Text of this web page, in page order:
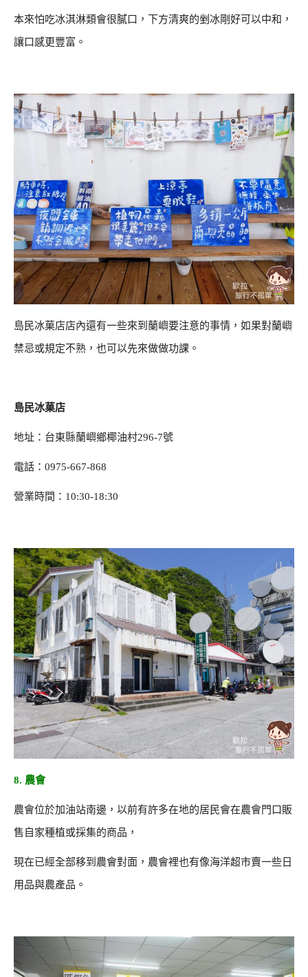
本來怕吃冰淇淋類會很膩口，下方清爽的剉冰剛好可以中和，
讓口感更豐富。
島民冰菓店店內還有一些來到蘭嶼要注意的事情，如果對蘭嶼
禁忌或規定不熟，也可以先來做做功課。
島民冰菓店
地址：台東縣蘭嶼鄉椰油村296-7號
電話：0975-667-868
營業時間：10:30-18:30
8. 農會
農會位於加油站南邊，以前有許多在地的居民會在農會門口販
售自家種植或採集的商品，
現在已經全部移到農會對面，農會裡也有像海洋超市賣一些日
用品與農產品。